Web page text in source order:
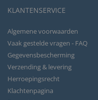
KLANTENSERVICE
Algemene voorwaarden
Vaak gestelde vragen - FAQ
Gegevensbescherming
Verzending & levering
Herroepingsrecht
Klachtenpagina